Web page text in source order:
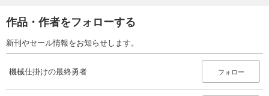
作品・作者をフォローする
新刊やセール情報をお知らせします。
機械仕掛けの最終勇者 フォロー